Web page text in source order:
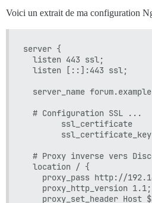
Voici un extrait de ma configuration
server {
  listen 443 ssl;
  listen [::]:443 ssl;
server_name
  # Configuration SSL ...
ssl_certificate
# Proxy inverse vers
  location / {
proxy_pass http://
    proxy_http_version 1.1;
proxy_set_header Host